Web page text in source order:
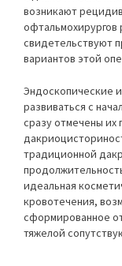
возникают
офтальмохирургов
свидетельствуют
вариантов этой
Эндоскопические
развиваться с
сразу отмечены их
традиционной
идеальная
кровотечения,
сформированное
тяжелой